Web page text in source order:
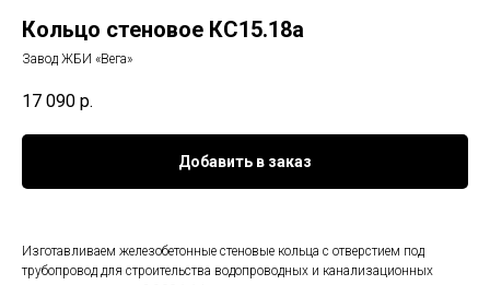
Кольцо стеновое КС15.18а
Завод ЖБИ «Вега»
17 090 р.
Добавить в заказ
Изготавливаем железобетонные стеновые кольца с отверстием под
трубопровод для строительства водопроводных и канализационных